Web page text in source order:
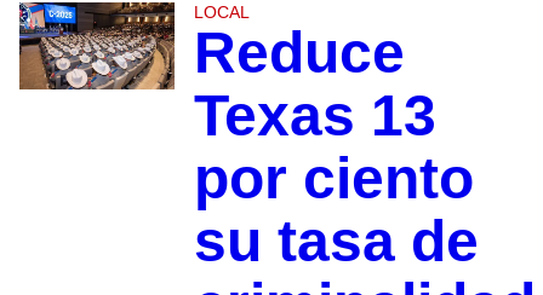
LOCAL
Reduce
Texas 13
por ciento
su tasa de